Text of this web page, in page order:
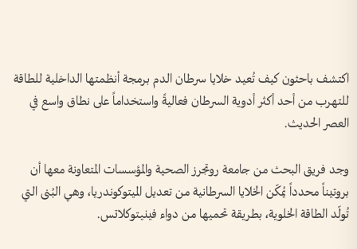
اكتشف باحثون كيف تُعيد خلايا سرطان الدم برمجة أنظمتها الداخلية للطاقة
للتهرب من أحد أكثر أدوية السرطان فعاليةً واستخداماً على نطاق واسع في
العصر الحديث.
وجد فريق البحث من جامعة روتجرز الصحية والمؤسسات المتعاونة معها أن
بروتيناً محدداً يُمكّن الخلايا السرطانية من تعديل الميتوكوندريا، وهي البُنى التي
تُولّد الطاقة الخلوية، بطريقة تحميها من دواء فينيتوكلاتس.